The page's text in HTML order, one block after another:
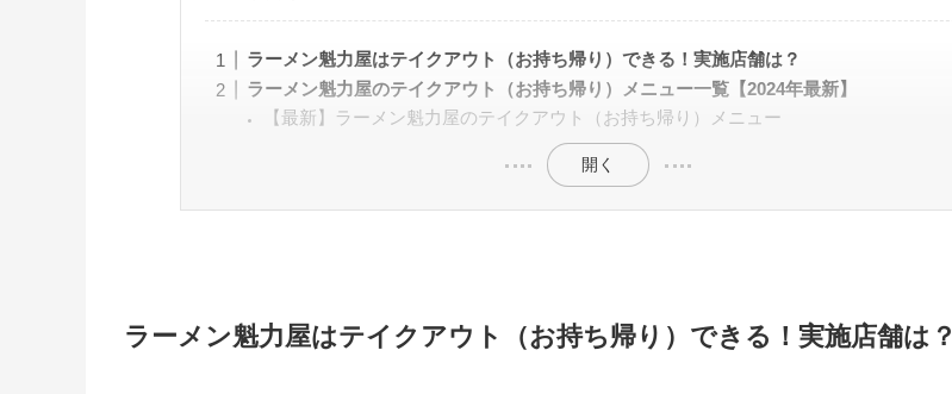
ラーメン魁力屋はテイクアウト（お持ち帰り）できる！実施店舗は？
ラーメン魁力屋のテイクアウト（お持ち帰り）メニュー一覧【2024年最新】
【最新】ラーメン魁力屋のテイクアウト（お持ち帰り）メニュー
開く
ラーメン魁力屋はテイクアウト（お持ち帰り）できる！実施店舗は？